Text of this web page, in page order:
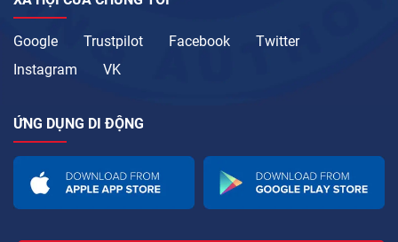
Google Trustpilot Facebook
Twitter
Instagram
VK
ỨNG DỤNG DI ĐỘNG